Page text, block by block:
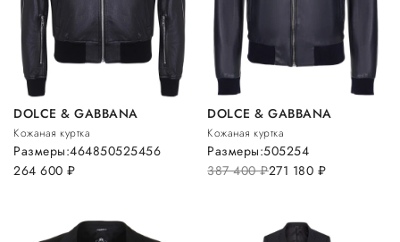
DOLCE & GABBANA
Кожаная куртка
264 600 руб.
Размеры:464850525456
DOLCE & GABBANA
Кожаная куртка
387 400руб.271 180 руб.
Размеры:505254